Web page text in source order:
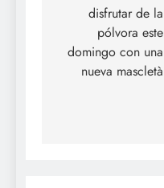
entradas
disfrutar de la
pólvora este
domingo con una
nueva mascletà